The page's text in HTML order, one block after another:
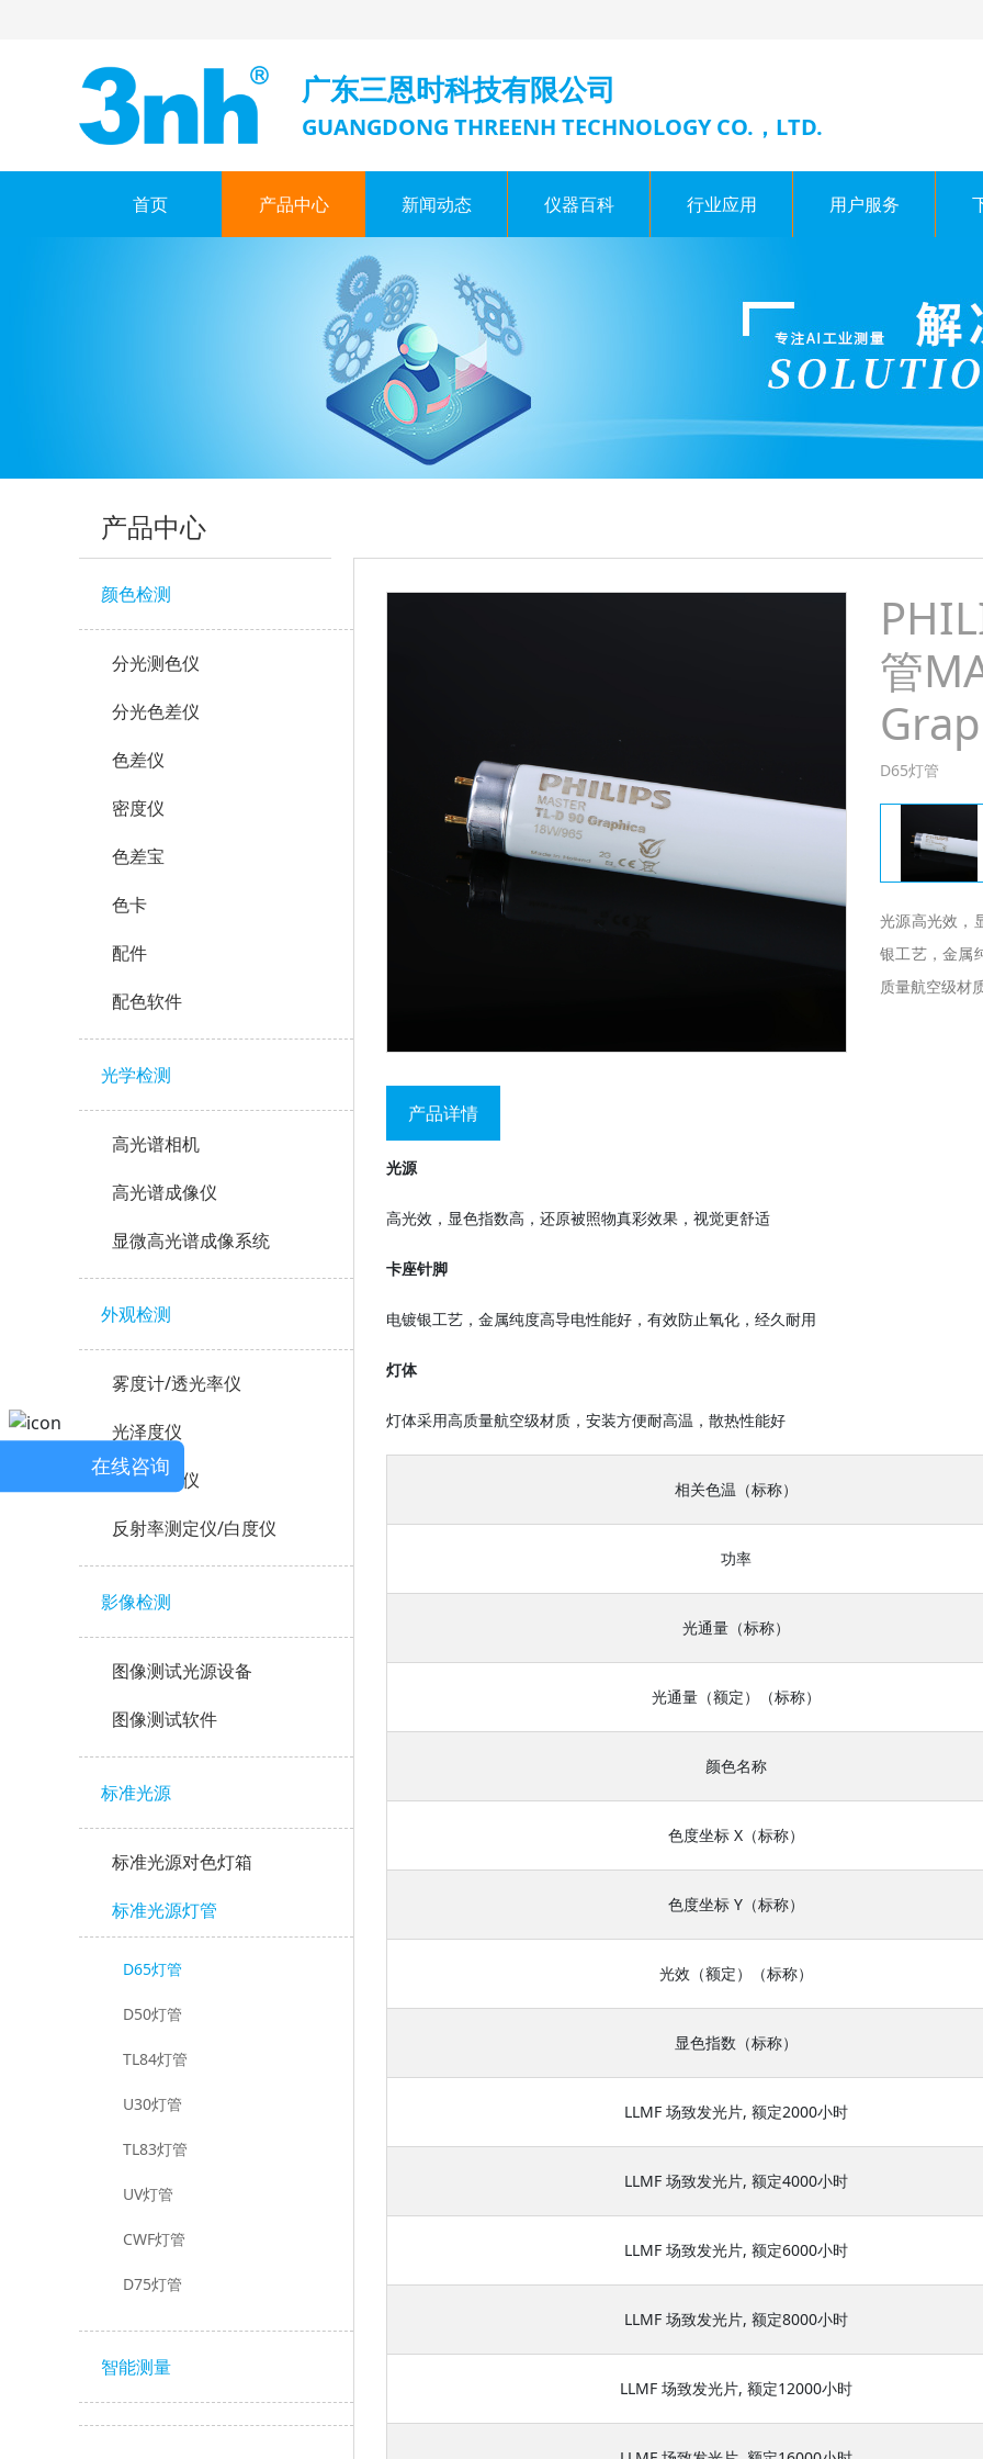
广东三恩时科技有限公司
GUANGDONG THREENH TECHNOLOGY CO.，LTD.
首页 产品中心 新闻动态 仪器百科 行业应用 用户服务
产品中心
颜色检测
分光测色仪
分光色差仪
色差仪
密度仪
色差宝
色卡
配件
配色软件
光学检测
高光谱相机
高光谱成像仪
显微高光谱成像系统
外观检测
雾度计/透光率仪
光泽度仪
涂层测厚仪
反射率测定仪/白度仪
影像检测
图像测试光源设备
图像测试软件
标准光源
标准光源对色灯箱
标准光源灯管
D65灯管
D50灯管
TL84灯管
U30灯管
TL83灯管
UV灯管
CWF灯管
D75灯管
智能测量
管
D65灯管
光源高光效，
银工艺，金属
质量航空级材
产品详情
光源
高光效，显色指数高，还原被照物真彩效果，视觉更舒适
卡座针脚
电镀银工艺，金属纯度高导电性能好，有效防止氧化，经久耐用
灯体
灯体采用高质量航空级材质，安装方便耐高温，散热性能好
相关色温（标称）
功率
光通量（标称）
光通量（额定）（标称）
颜色名称
色度坐标 X（标称）
色度坐标 Y（标称）
光效（额定）（标称）
显色指数（标称）
LLMF 场致发光片, 额定2000小时
LLMF 场致发光片, 额定4000小时
LLMF 场致发光片, 额定6000小时
LLMF 场致发光片, 额定8000小时
LLMF 场致发光片, 额定12000小时
在线咨询